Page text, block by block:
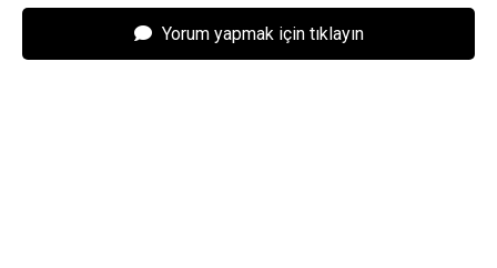
Yorum yapmak için tıklayın